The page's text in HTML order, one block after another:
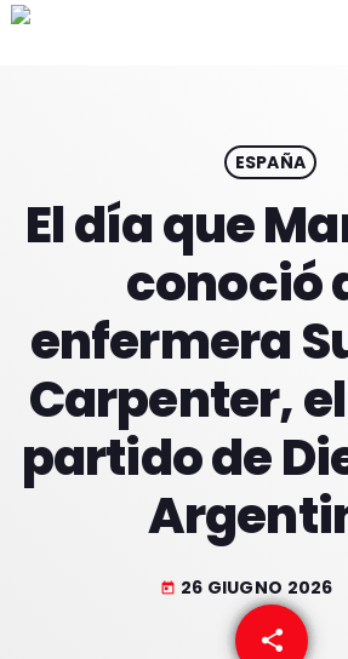
play_arrow
HOME
PROGRAMACION
NUESTRAS FRECUENCIAS
ESPAÑA
El día que
conoció
enfermera
Carpenter,
partido de
today 26 GIUGNO 2026
share
email